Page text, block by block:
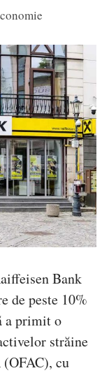
Bank
de peste 10%
a primit o
străine
cu